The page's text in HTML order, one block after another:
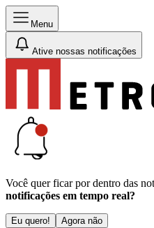
Menu
Ative nossas notificações
Você quer ficar por dentro das
notificações em tempo real?
Eu quero! Agora não